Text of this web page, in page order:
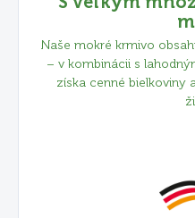
Naše mokré krmivo
– v kombinácii s
získa cenné bielkoviny